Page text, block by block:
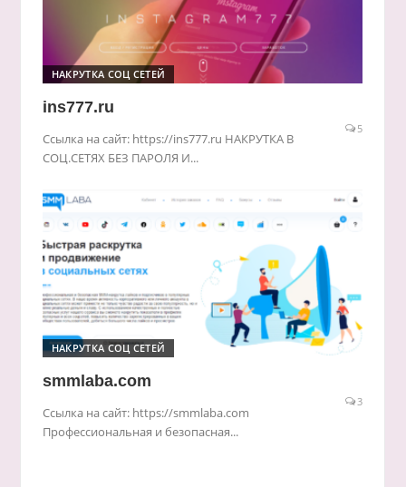
НАКРУТКА СОЦ СЕТЕЙ
ins777.ru
5
Ссылка на сайт: https://ins777.ru НАКРУТКА В
СОЦ.СЕТЯХ БЕЗ ПАРОЛЯ И...
НАКРУТКА СОЦ СЕТЕЙ
smmlaba.com
3
Ссылка на сайт: https://smmlaba.com
Профессиональная и безопасная...